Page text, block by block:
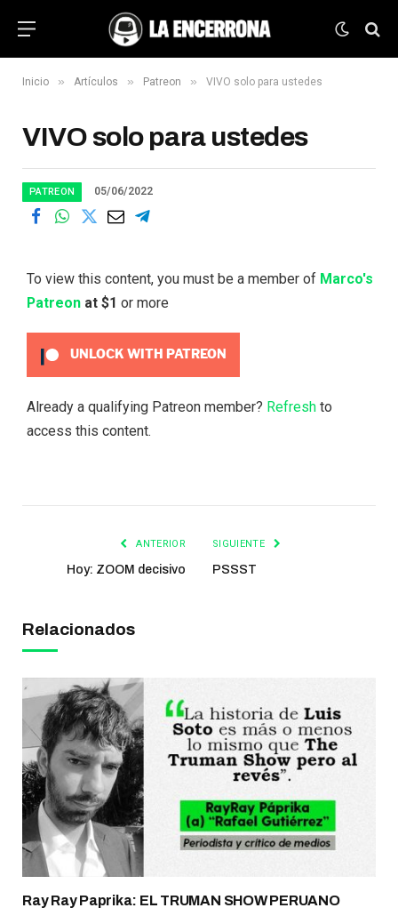
Inicio » Artículos » Patreon » VIVO solo para ustedes
VIVO solo para ustedes
PATREON 05/06/2022
To view this content, you must be a member of Marco's
Patreon at $1 or more
UNLOCK WITH PATREON
Already a qualifying Patreon member? Refresh to
access this content.
ANTERIOR
Hoy: ZOOM decisivo
SIGUIENTE
PSSST
Relacionados
Ray Ray Paprika: EL TRUMAN SHOW PERUANO